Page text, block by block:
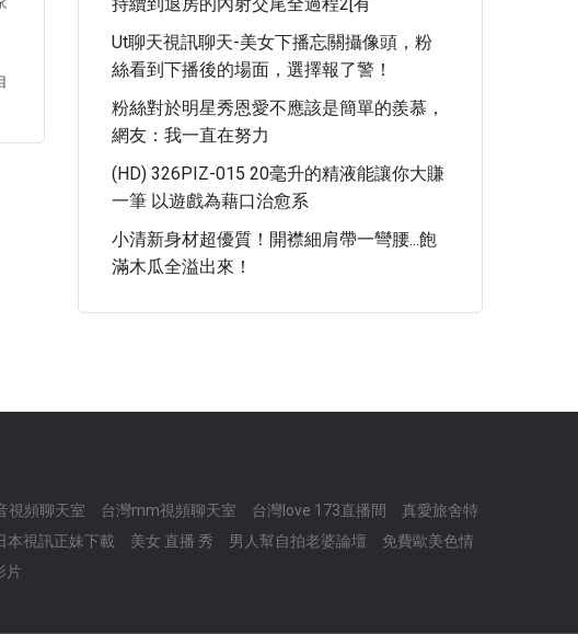
Ut聊天視訊聊天-美女下播忘關攝像頭，粉
絲看到下播後的場面，選擇報了警！
粉絲對於明星秀恩愛不應該是簡單的羨慕，
網友：我一直在努力
(HD) 326PIZ-015 20毫升的精液能讓你大賺
一筆 以遊戲為藉口治愈系
小清新身材超優質！開襟細肩帶一彎腰...飽
滿木瓜全溢出來！
視頻聊天室 台灣mm視頻聊天室 台灣love 173直播間
真愛旅舍特
本視訊正妹下載 美女 直播 秀 男人幫自拍老婆論壇
免費歐美色情
片